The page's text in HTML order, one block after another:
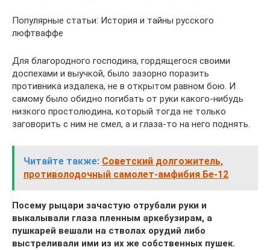
Популярные статьи: История и тайны русского
люфтваффе
Для благородного господина, гордящегося своими
доспехами и выучкой, было зазорно поразить
противника издалека, не в открытом равном бою. И
самому было обидно погибать от руки какого-нибудь
низкого простолюдина, который тогда не только
заговорить с ним не смел, а и глаза-то на него поднять.
Читайте также: Советский долгожитель,
противолодочный самолет-амфибия Бе-12
Посему рыцари зачастую отрубали руки и
выкалывали глаза пленным аркебузирам, а
пушкарей вешали на стволах орудий либо
выстреливали ими из их же собственных пушек.